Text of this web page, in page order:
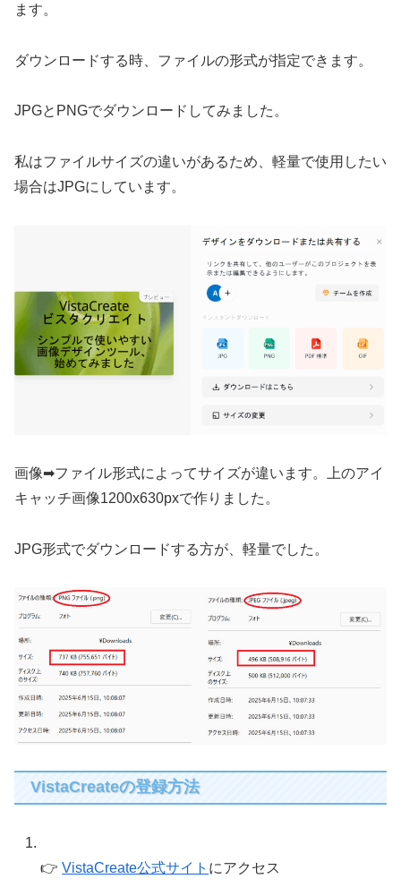
ます。
ダウンロードする時、ファイルの形式が指定できます。
JPGとPNGでダウンロードしてみました。
私はファイルサイズの違いがあるため、軽量で使用したい
場合はJPGにしています。
画像➡ファイル形式によってサイズが違います。上のアイ
キャッチ画像1200x630pxで作りました。
JPG形式でダウンロードする方が、軽量でした。
VistaCreateの登録方法
👉VistaCreate公式サイト にアクセス